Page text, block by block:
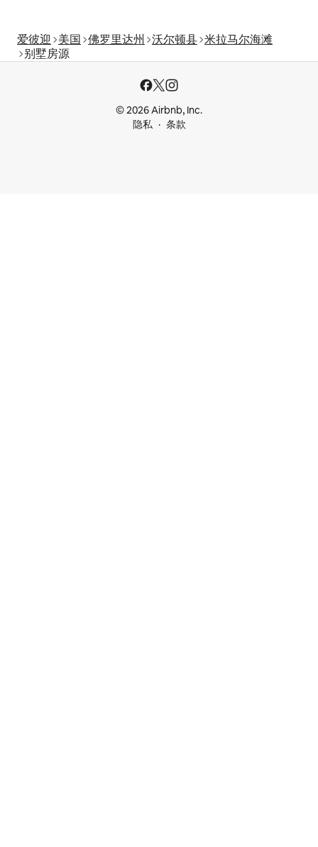
爱彼迎 美国 佛罗里达州 沃尔顿县 米拉马尔海滩
别墅房源
© 2026 Airbnb, Inc.
隐私
条款